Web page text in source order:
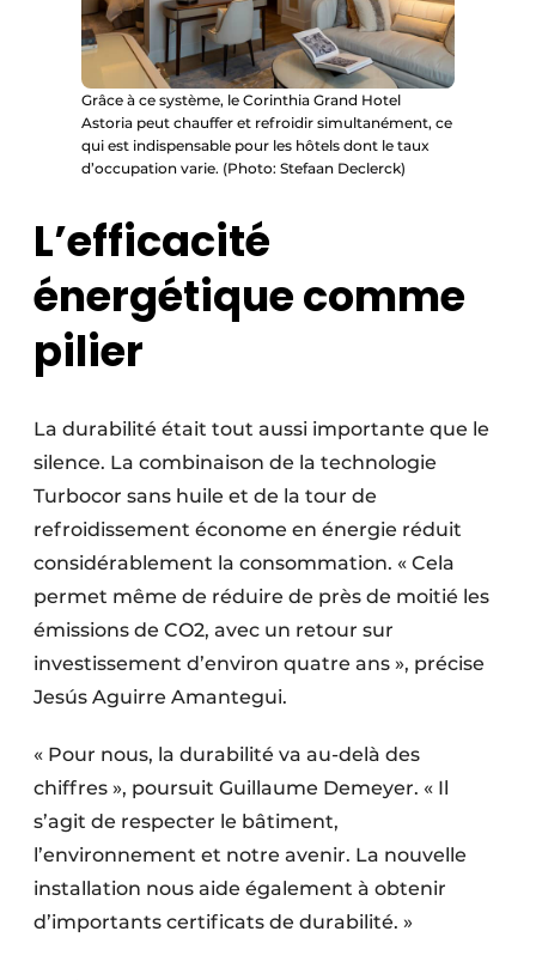
Grâce à ce système, le Corinthia Grand Hotel
Astoria peut chauffer et refroidir simultanément, ce
qui est indispensable pour les hôtels dont le taux
d’occupation varie. (Photo: Stefaan Declerck)
L’efficacité
énergétique comme
pilier
La durabilité était tout aussi importante que le
silence. La combinaison de la technologie
Turbocor sans huile et de la tour de
refroidissement économe en énergie réduit
considérablement la consommation. « Cela
permet même de réduire de près de moitié les
émissions de CO2, avec un retour sur
investissement d’environ quatre ans », précise
Jesús Aguirre Amantegui.
« Pour nous, la durabilité va au-delà des
chiffres », poursuit Guillaume Demeyer. « Il
s’agit de respecter le bâtiment,
l’environnement et notre avenir. La nouvelle
installation nous aide également à obtenir
d’importants certificats de durabilité. »